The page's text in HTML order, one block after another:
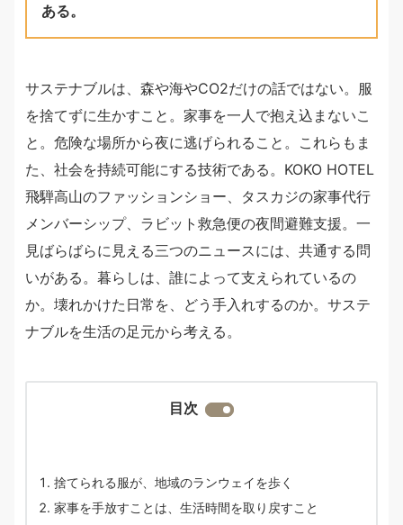
ある。
サステナブルは、森や海やCO2だけの話ではない。服
を捨てずに生かすこと。家事を一人で抱え込まないこ
と。危険な場所から夜に逃げられること。これらもま
た、社会を持続可能にする技術である。KOKO HOTEL
飛騨高山のファッションショー、タスカジの家事代行
メンバーシップ、ラビット救急便の夜間避難支援。一
見ばらばらに見える三つのニュースには、共通する問
いがある。暮らしは、誰によって支えられているの
か。壊れかけた日常を、どう手入れするのか。サステ
ナブルを生活の足元から考える。
目次
捨てられる服が、地域のランウェイを歩く
家事を手放すことは、生活時間を取り戻すこと